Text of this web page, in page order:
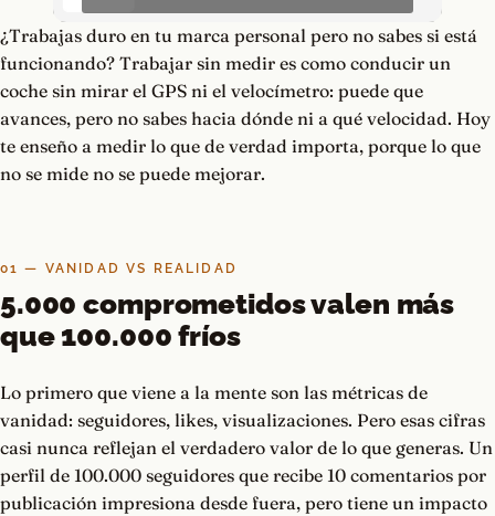
¿Trabajas duro en tu marca personal pero no sabes si está
funcionando? Trabajar sin medir es como conducir un
coche sin mirar el GPS ni el velocímetro: puede que
avances, pero no sabes hacia dónde ni a qué velocidad. Hoy
te enseño a medir lo que de verdad importa, porque lo que
no se mide no se puede mejorar.
01 — VANIDAD VS REALIDAD
5.000 comprometidos valen más
que 100.000 fríos
Lo primero que viene a la mente son las métricas de
vanidad: seguidores, likes, visualizaciones. Pero esas cifras
casi nunca reflejan el verdadero valor de lo que generas. Un
perfil de 100.000 seguidores que recibe 10 comentarios por
publicación impresiona desde fuera, pero tiene un impacto